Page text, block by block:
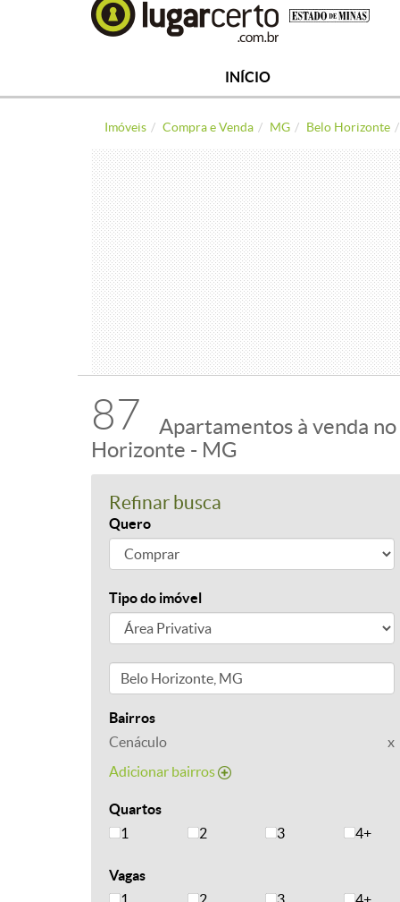
INÍCIO
Imóveis Compra e Venda MG Belo Horizonte
87
Apartamentos à venda
Horizonte - MG
Refinar busca
Quero
Tipo do imóvel
Bairros
Cenáculo
x
Adicionar bairros
Quartos
1
2 3 4+
Vagas